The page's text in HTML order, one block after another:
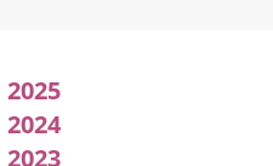
2025
2024
2023